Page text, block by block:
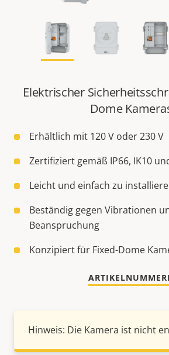
Elektrischer
Dome
Erhältlich mit 120 V oder 230 V
Zertifiziert gemäß IP66, IK10
Leicht und einfach zu
Beständig gegen Vibrationen
Beanspruchung
Konzipiert für Fixed-Dome
Hinweis: Die Kamera ist nicht